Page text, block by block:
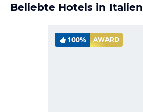
Beliebte Hotels in Italien
100% AWARD